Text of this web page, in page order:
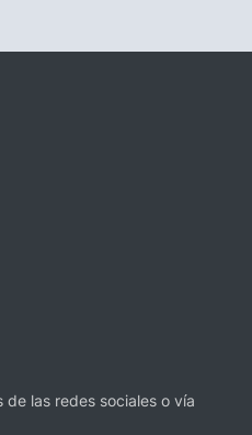
las redes sociales o vía